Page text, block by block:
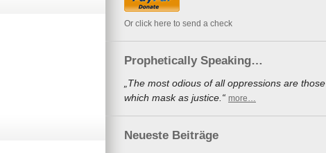
Or click here to send a check
Prophetically Speaking…
„The most odious of all oppressions are those
which mask as justice.“ more…
Neueste Beiträge